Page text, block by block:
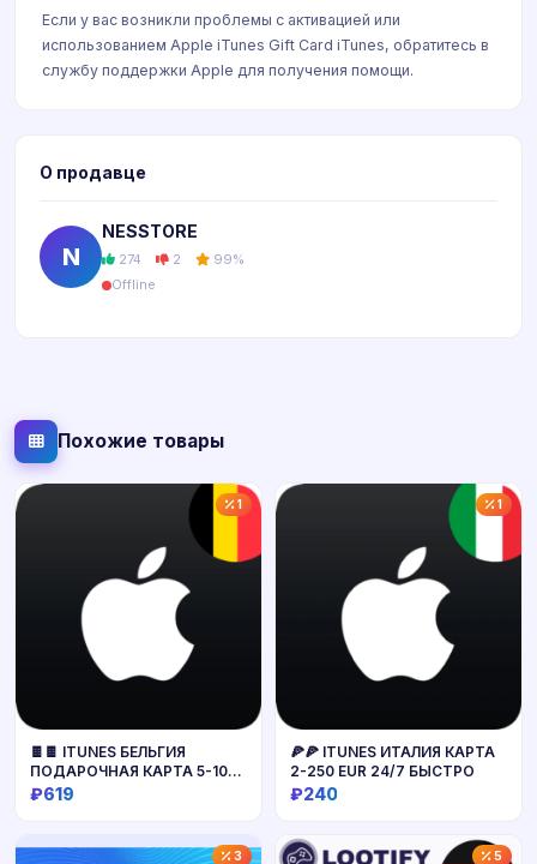
Если у вас возникли проблемы с активацией или
использованием Apple iTunes Gift Card iTunes, обратитесь в
службу поддержки Apple для получения помощи.
О продавце
N
NESSTORE
274 2 99%
Offline
Похожие товары
1
Купить
🍫🍫 ITUNES БЕЛЬГИЯ
ПОДАРОЧНАЯ КАРТА 5-100
EUR BE
₽619
1
Купить
🍕🍕 ITUNES ИТАЛИЯ КАРТА
2-250 EUR 24/7 БЫСТРО
₽240
3 5